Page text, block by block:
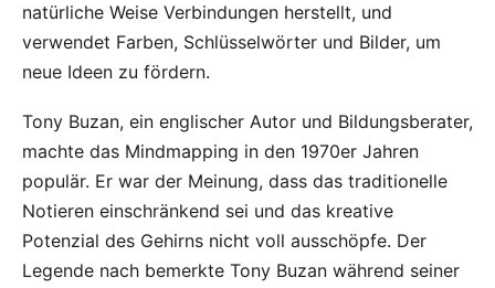
natürliche Weise Verbindungen herstellt, und
verwendet Farben, Schlüsselwörter und Bilder, um
neue Ideen zu fördern.
Tony Buzan, ein englischer Autor und Bildungsberater,
machte das Mindmapping in den 1970er Jahren
populär. Er war der Meinung, dass das traditionelle
Notieren einschränkend sei und das kreative
Potenzial des Gehirns nicht voll ausschöpfe. Der
Legende nach bemerkte Tony Buzan während seiner